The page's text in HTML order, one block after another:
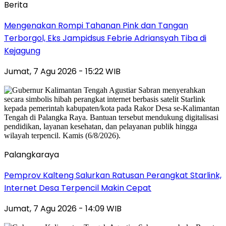
Berita
Mengenakan Rompi Tahanan Pink dan Tangan
Terborgol, Eks Jampidsus Febrie Adriansyah Tiba di
Kejagung
Jumat, 7 Agu 2026 - 15:22 WIB
Palangkaraya
Pemprov Kalteng Salurkan Ratusan Perangkat Starlink,
Internet Desa Terpencil Makin Cepat
Jumat, 7 Agu 2026 - 14:09 WIB